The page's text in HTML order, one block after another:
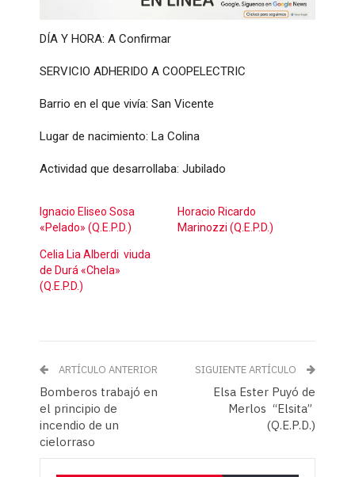
DÍA Y HORA: A Confirmar
SERVICIO ADHERIDO A COOPELECTRIC
Barrio en el que vivía: San Vicente
Lugar de nacimiento: La Colina
Actividad que desarrollaba: Jubilado
Ignacio Eliseo Sosa
«Pelado» (Q.E.P.D.)
Horacio Ricardo
Marinozzi (Q.E.P.D.)
Celia Lia Alberdi viuda
de Durá «Chela»
(Q.E.P.D.)
ARTÍCULO ANTERIOR
Bomberos trabajó en
el principio de
incendio de un
cielorraso
SIGUIENTE ARTÍCULO
Elsa Ester Puyó de
Merlos “Elsita”
(Q.E.P.D.)